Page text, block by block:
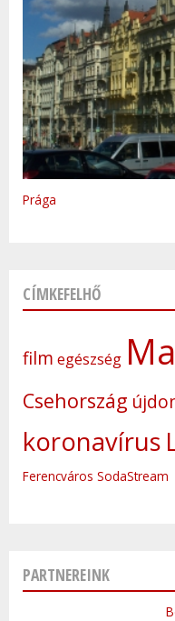
Prága
Varsó
CÍMKEFELHŐ
film egészség
Csehország
koronavírus
Ferencváros SodaStream
PARTNEREINK